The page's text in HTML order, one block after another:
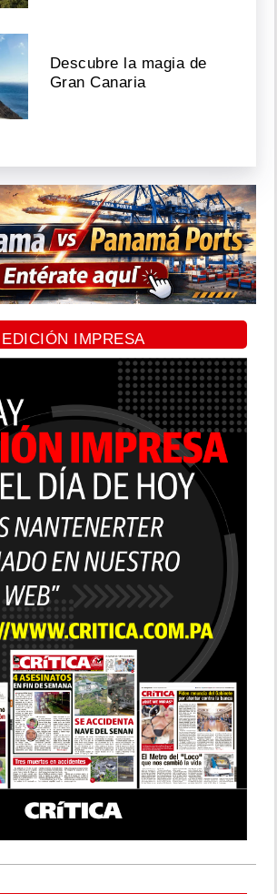
Descubre la magia de
Gran Canaria
EDICIÓN IMPRESA